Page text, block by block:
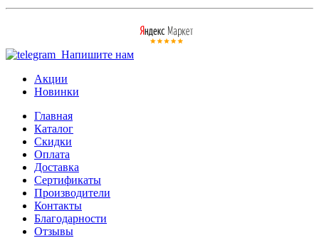
Напишите нам
Акции
Новинки
Главная
Каталог
Скидки
Оплата
Доставка
Сертификаты
Производители
Контакты
Благодарности
Отзывы